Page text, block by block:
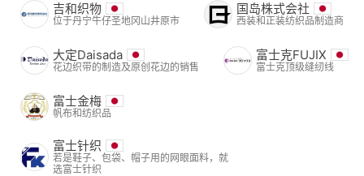
吉和织物
位于丹宁牛仔圣地冈山井原市
国岛株式会社
西装和正装纺织品制造商
大定Daisada
花边织带的制造及原创花边的销售
富士克FUJIX
富士克顶级缝纫线
富士金梅
帆布和纺织品
富士针织
若是鞋子、包袋、帽子用的网眼面料，就
选富士针织